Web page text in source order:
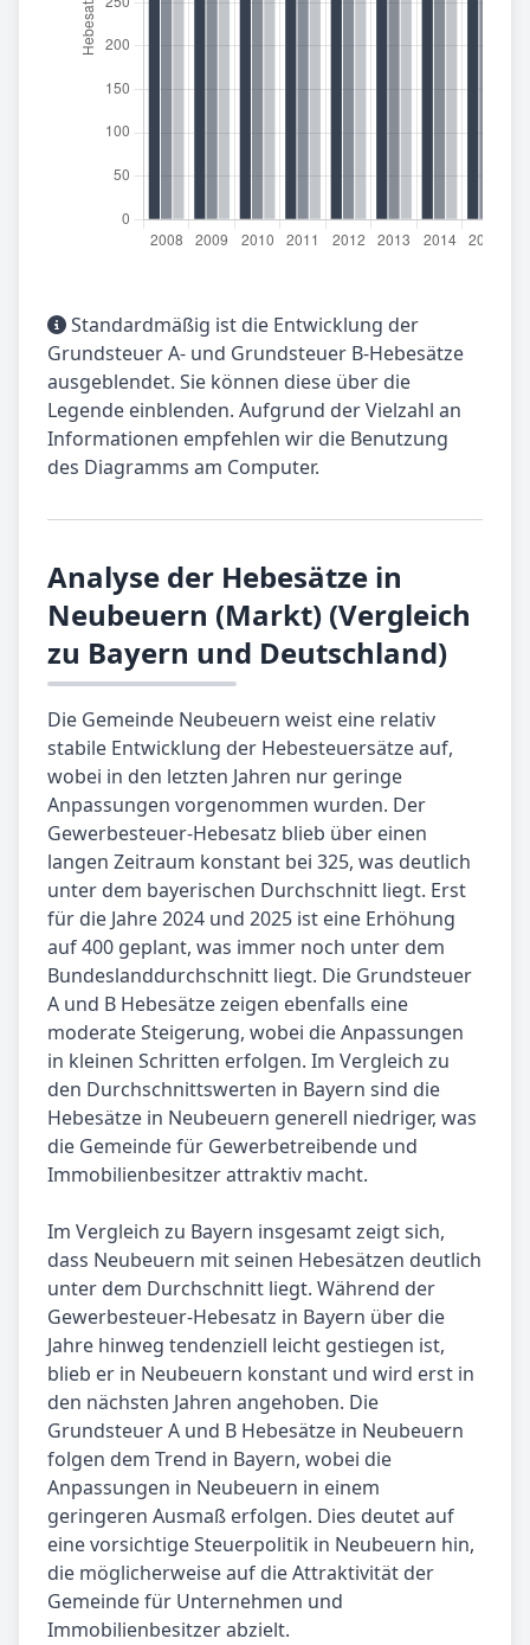
Standardmäßig ist die Entwicklung der
Grundsteuer A- und Grundsteuer B-Hebesätze
ausgeblendet. Sie können diese über die
Legende einblenden. Aufgrund der Vielzahl an
Informationen empfehlen wir die Benutzung
des Diagramms am Computer.
Analyse der Hebesätze in
Neubeuern (Markt) (Vergleich
zu Bayern und Deutschland)
Die Gemeinde Neubeuern weist eine relativ
stabile Entwicklung der Hebesteuersätze auf,
wobei in den letzten Jahren nur geringe
Anpassungen vorgenommen wurden. Der
Gewerbesteuer-Hebesatz blieb über einen
langen Zeitraum konstant bei 325, was deutlich
unter dem bayerischen Durchschnitt liegt. Erst
für die Jahre 2024 und 2025 ist eine Erhöhung
auf 400 geplant, was immer noch unter dem
Bundeslanddurchschnitt liegt. Die Grundsteuer
A und B Hebesätze zeigen ebenfalls eine
moderate Steigerung, wobei die Anpassungen
in kleinen Schritten erfolgen. Im Vergleich zu
den Durchschnittswerten in Bayern sind die
Hebesätze in Neubeuern generell niedriger, was
die Gemeinde für Gewerbetreibende und
Immobilienbesitzer attraktiv macht.
Im Vergleich zu Bayern insgesamt zeigt sich,
dass Neubeuern mit seinen Hebesätzen deutlich
unter dem Durchschnitt liegt. Während der
Gewerbesteuer-Hebesatz in Bayern über die
Jahre hinweg tendenziell leicht gestiegen ist,
blieb er in Neubeuern konstant und wird erst in
den nächsten Jahren angehoben. Die
Grundsteuer A und B Hebesätze in Neubeuern
folgen dem Trend in Bayern, wobei die
Anpassungen in Neubeuern in einem
geringeren Ausmaß erfolgen. Dies deutet auf
eine vorsichtige Steuerpolitik in Neubeuern hin,
die möglicherweise auf die Attraktivität der
Gemeinde für Unternehmen und
Immobilienbesitzer abzielt.